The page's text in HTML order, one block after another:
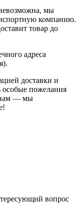
мы
компанию.
товар до
адреса
доставки и
особые пожелания
нам — мы
вопрос